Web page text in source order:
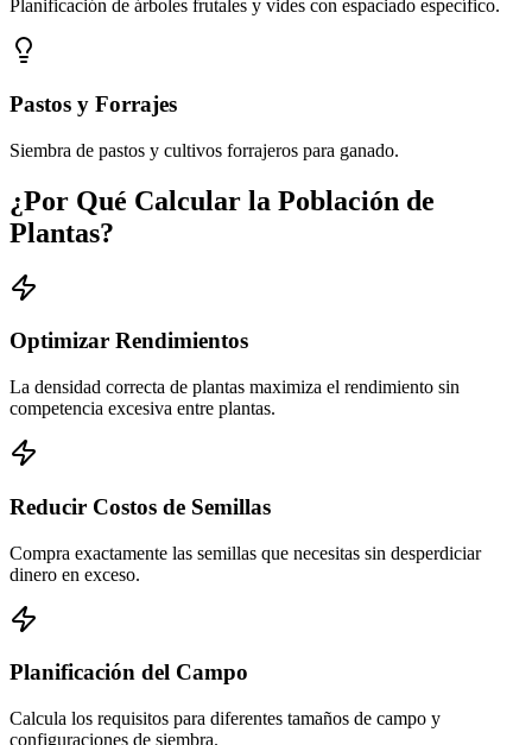
Planificación de árboles frutales y vides con espaciado específico.
Pastos y Forrajes
Siembra de pastos y cultivos forrajeros para ganado.
¿Por Qué Calcular la Población de
Plantas?
Optimizar Rendimientos
La densidad correcta de plantas maximiza el rendimiento sin
competencia excesiva entre plantas.
Reducir Costos de Semillas
Compra exactamente las semillas que necesitas sin desperdiciar
dinero en exceso.
Planificación del Campo
Calcula los requisitos para diferentes tamaños de campo y
configuraciones de siembra.